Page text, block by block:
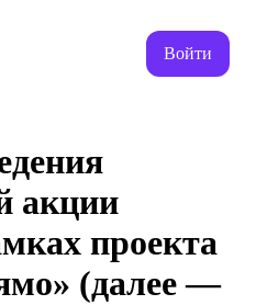
Войти
акции
проекта
(далее —